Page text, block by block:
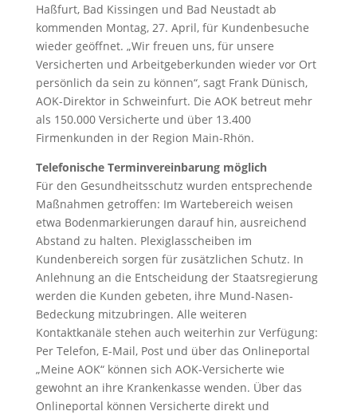
Haßfurt, Bad Kissingen und Bad Neustadt ab
kommenden Montag, 27. April, für Kundenbesuche
wieder geöffnet. „Wir freuen uns, für unsere
Versicherten und Arbeitgeberkunden wieder vor Ort
persönlich da sein zu können“, sagt Frank Dünisch,
AOK-Direktor in Schweinfurt. Die AOK betreut mehr
als 150.000 Versicherte und über 13.400
Firmenkunden in der Region Main-Rhön.
Telefonische Terminvereinbarung möglich
Für den Gesundheitsschutz wurden entsprechende
Maßnahmen getroffen: Im Wartebereich weisen
etwa Bodenmarkierungen darauf hin, ausreichend
Abstand zu halten. Plexiglasscheiben im
Kundenbereich sorgen für zusätzlichen Schutz. In
Anlehnung an die Entscheidung der Staatsregierung
werden die Kunden gebeten, ihre Mund-Nasen-
Bedeckung mitzubringen. Alle weiteren
Kontaktkanäle stehen auch weiterhin zur Verfügung:
Per Telefon, E-Mail, Post und über das Onlineportal
„Meine AOK“ können sich AOK-Versicherte wie
gewohnt an ihre Krankenkasse wenden. Über das
Onlineportal können Versicherte direkt und